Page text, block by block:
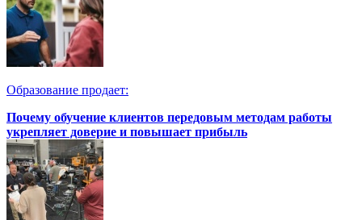
Образование продает:
Почему обучение клиентов передовым методам работы
укрепляет доверие и повышает прибыль